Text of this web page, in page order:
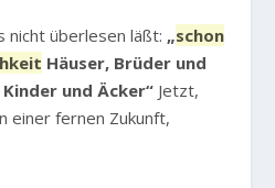
nicht überlesen läßt: „schon
Häuser, Brüder und
und Äcker“ Jetzt,
einer fernen Zukunft,